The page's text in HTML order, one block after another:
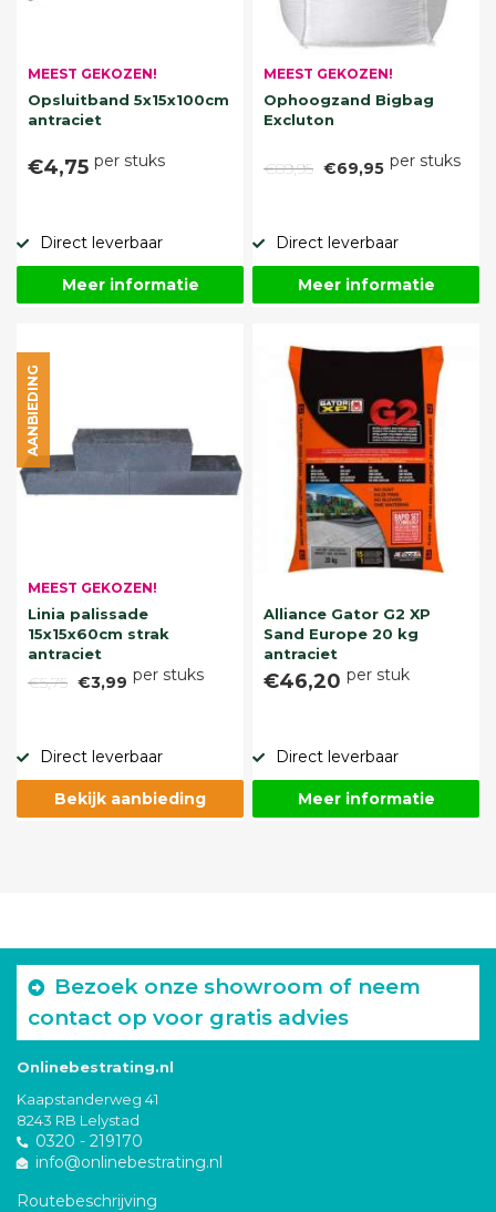
MEEST GEKOZEN!
Opsluitband 5x15x100cm
antraciet
€4,75 per stuks
Direct leverbaar
Meer informatie
MEEST GEKOZEN!
Ophoogzand Bigbag
Excluton
€89,95 €69,95 per stuks
Direct leverbaar
Meer informatie
MEEST GEKOZEN!
Linia palissade
15x15x60cm strak
antraciet
€5,75 €3,99 per stuks
AANBIEDING
Direct leverbaar
Bekijk aanbieding
Alliance Gator G2 XP
Sand Europe 20 kg
antraciet
€46,20 per stuk
Direct leverbaar
Meer informatie
Bezoek onze showroom of neem
contact op voor gratis advies
Onlinebestrating.nl
Kaapstanderweg 41
8243 RB Lelystad
0320 - 219170
info@onlinebestrating.nl
Routebeschrijving